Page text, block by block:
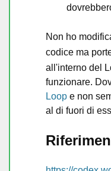
Non ho
codice ma
all'interno del
funzionare.
Loop e non
al di fuori di